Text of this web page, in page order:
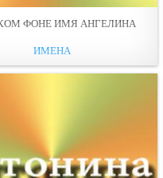
ФОНЕ ИМЯ АНГЕЛИНА
ИМЕНА